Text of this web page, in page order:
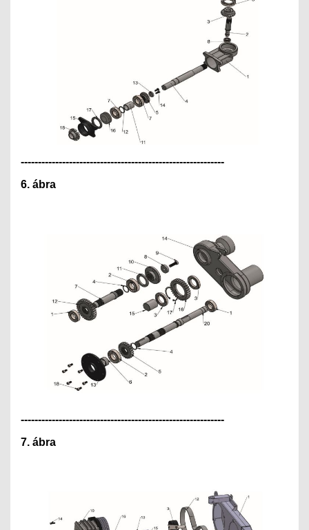
-----------------------------------------------------------
6. ábra
-----------------------------------------------------------
7. ábra